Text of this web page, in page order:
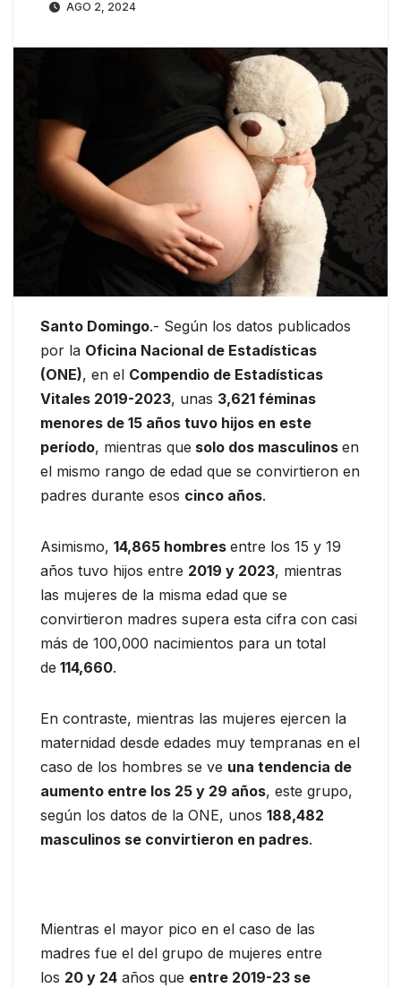
AGO 2, 2024
Santo Domingo.- Según los datos publicados
por la Oficina Nacional de Estadísticas
(ONE), en el Compendio de Estadísticas
Vitales 2019-2023, unas 3,621 féminas
menores de 15 años tuvo hijos en este
período, mientras que solo dos masculinos en
el mismo rango de edad que se convirtieron en
padres durante esos cinco años.
Asimismo, 14,865 hombres entre los 15 y 19
años tuvo hijos entre 2019 y 2023, mientras
las mujeres de la misma edad que se
convirtieron madres supera esta cifra con casi
más de 100,000 nacimientos para un total
de 114,660.
En contraste, mientras las mujeres ejercen la
maternidad desde edades muy tempranas en el
caso de los hombres se ve una tendencia de
aumento entre los 25 y 29 años, este grupo,
según los datos de la ONE, unos 188,482
masculinos se convirtieron en padres.
Mientras el mayor pico en el caso de las
madres fue el del grupo de mujeres entre
los 20 y 24 años que entre 2019-23 se